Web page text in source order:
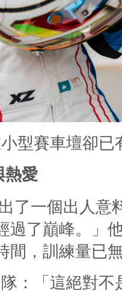
型賽車壇卻已
熱愛
了一個出人意
了巔峰。」
，訓練量已
：「這絕對不